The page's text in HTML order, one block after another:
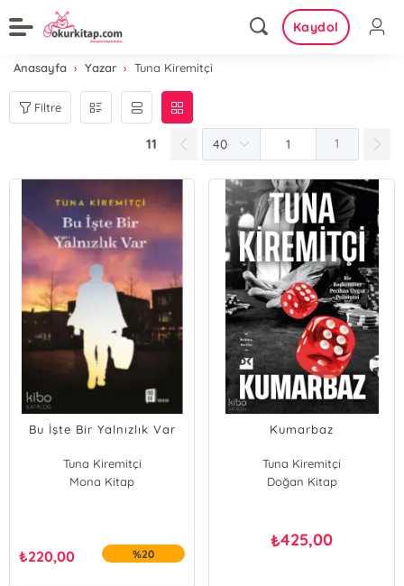
Kaydol
Anasayfa Yazar Tuna Kiremitçi
Filtre
11 1
Bu İşte Bir Yalnızlık Var
Tuna Kiremitçi
Mona Kitap
₺220,00 %20
Kumarbaz
Tuna Kiremitçi
Doğan Kitap
₺425,00